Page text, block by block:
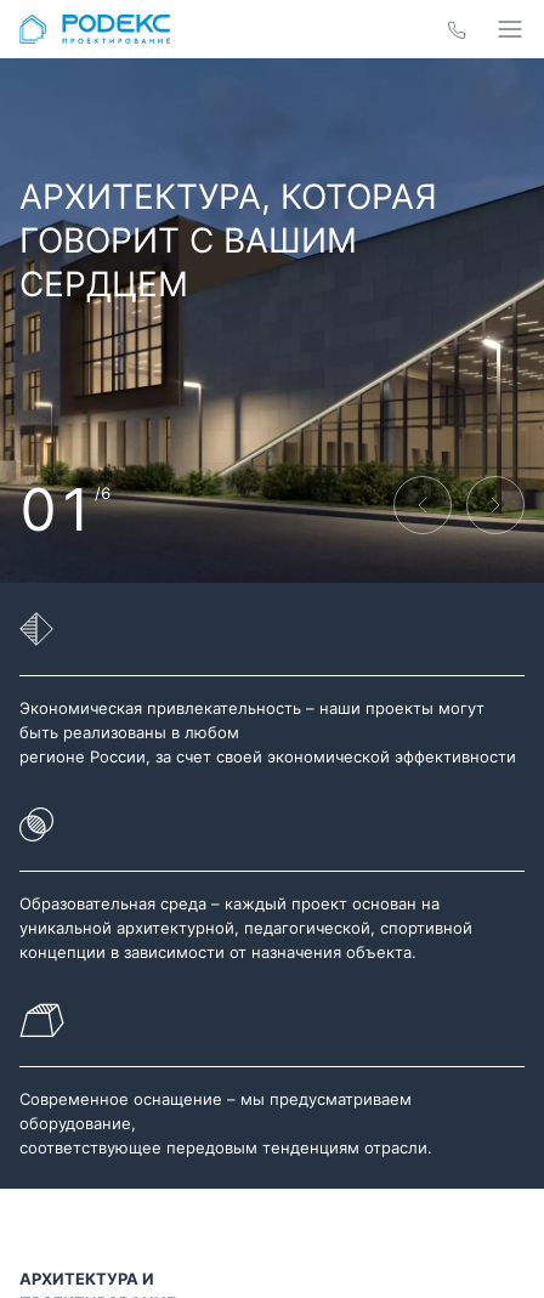
АРХИТЕКТУРА, КОТОРАЯ
ГОВОРИТ С ВАШИМ
СЕРДЦЕМ
01/6
Экономическая привлекательность – наши проекты могут
быть реализованы в любом
регионе России, за счет своей экономической эффективности
Образовательная среда – каждый проект основан на
уникальной архитектурной, педагогической, спортивной
концепции в зависимости от назначения объекта.
Современное оснащение – мы предусматриваем
оборудование,
соответствующее передовым тенденциям отрасли.
АРХИТЕКТУРА И